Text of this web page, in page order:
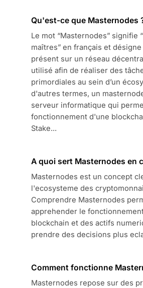
Qu'est-ce que Masternodes
Le mot “Masternodes” signifie
maîtres” en français et
présent sur un réseau
utilisé afin de réaliser des
primordiales au sein d’un
d'autres termes, un
serveur informatique qui
fonctionnement d'une
Stake...
A quoi sert Masternodes en
Masternodes est un concept
l'ecosysteme des
Comprendre Masternodes
apprehender le
blockchain et des actifs
prendre des decisions plus
Comment fonctionne
Masternodes repose sur des